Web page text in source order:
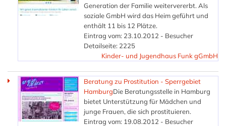
Generation der Familie weitervererbt. Als
soziale GmbH wird das Heim geführt und
enthält 11 bis 12 Plätze.
Eintrag vom: 23.10.2012 - Besucher
Detailseite: 2225
Kinder- und Jugendhaus Funk gGmbH
Beratung zu Prostitution - Sperrgebiet
HamburgDie Beratungsstelle in Hamburg
bietet Unterstützung für Mädchen und
junge Frauen, die sich prostituieren.
Eintrag vom: 19.08.2012 - Besucher